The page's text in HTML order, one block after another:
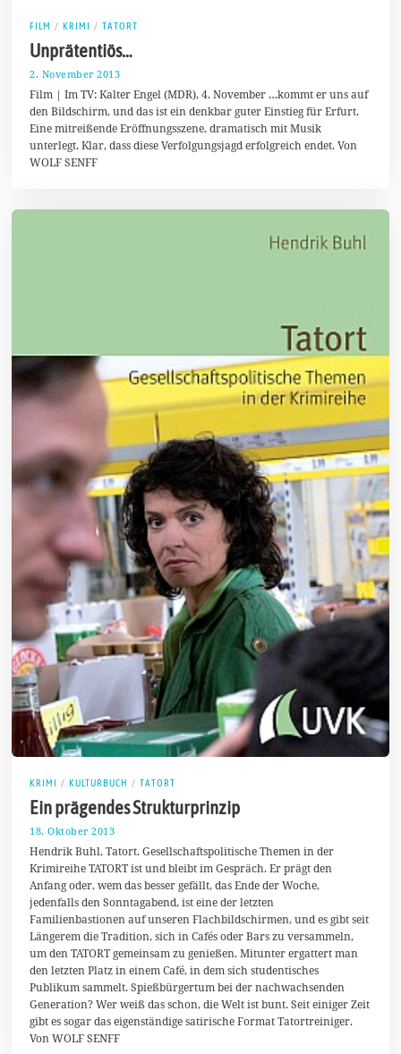
FILM / KRIMI / TATORT
Unprätentiös…
2. November 2013
F
e
b
r
0
Film | Im TV: Kalter Engel (MDR), 4. November …kommt er uns auf
den Bildschirm, und das ist ein denkbar guter Einstieg für Erfurt.
Eine mitreißende Eröffnungsszene, dramatisch mit Musik
unterlegt. Klar, dass diese Verfolgungsjagd erfolgreich endet. Von
WOLF SENFF
KRIMI / KULTURBUCH / TATORT
Ein prägendes Strukturprinzip
18. Oktober 2013
F
e
b
r
a
r
2
0
1
4
Hendrik Buhl, Tatort. Gesellschaftspolitische Themen in der
Krimireihe TATORT ist und bleibt im Gespräch. Er prägt den
Anfang oder, wem das besser gefällt, das Ende der Woche,
jedenfalls den Sonntagabend, ist eine der letzten
Familienbastionen auf unseren Flachbildschirmen, und es gibt seit
Längerem die Tradition, sich in Cafés oder Bars zu versammeln,
um den TATORT gemeinsam zu genießen. Mitunter ergattert man
den letzten Platz in einem Café, in dem sich studentisches
Publikum sammelt. Spießbürgertum bei der nachwachsenden
Generation? Wer weiß das schon, die Welt ist bunt. Seit einiger Zeit
gibt es sogar das eigenständige satirische Format Tatortreiniger.
Von WOLF SENFF